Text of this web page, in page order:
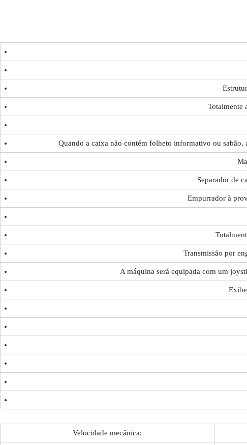
Totalmente
Quando a caixa não contém folheto informativo ou
Separador de
Empurrador à
Transmissão por
A máquina será equipada com um
Velocidade mecânica: